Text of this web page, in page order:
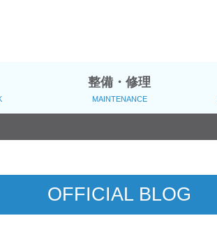
整備・修理
MAINTENANCE
OFFICIAL BLOG